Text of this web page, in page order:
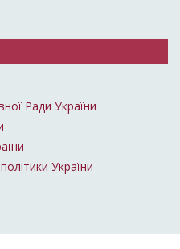
Ради України
України